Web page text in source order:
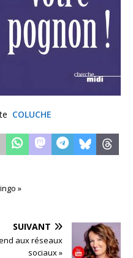
COLUCHE
»
SUIVANT
aux réseaux
sociaux »